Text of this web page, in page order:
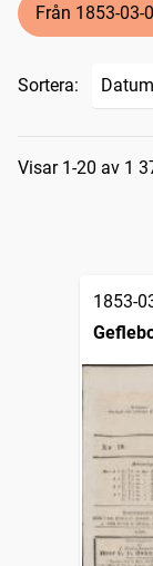
Från 1853-03-
Sortera:
Visar 1-20 av 1
1853-